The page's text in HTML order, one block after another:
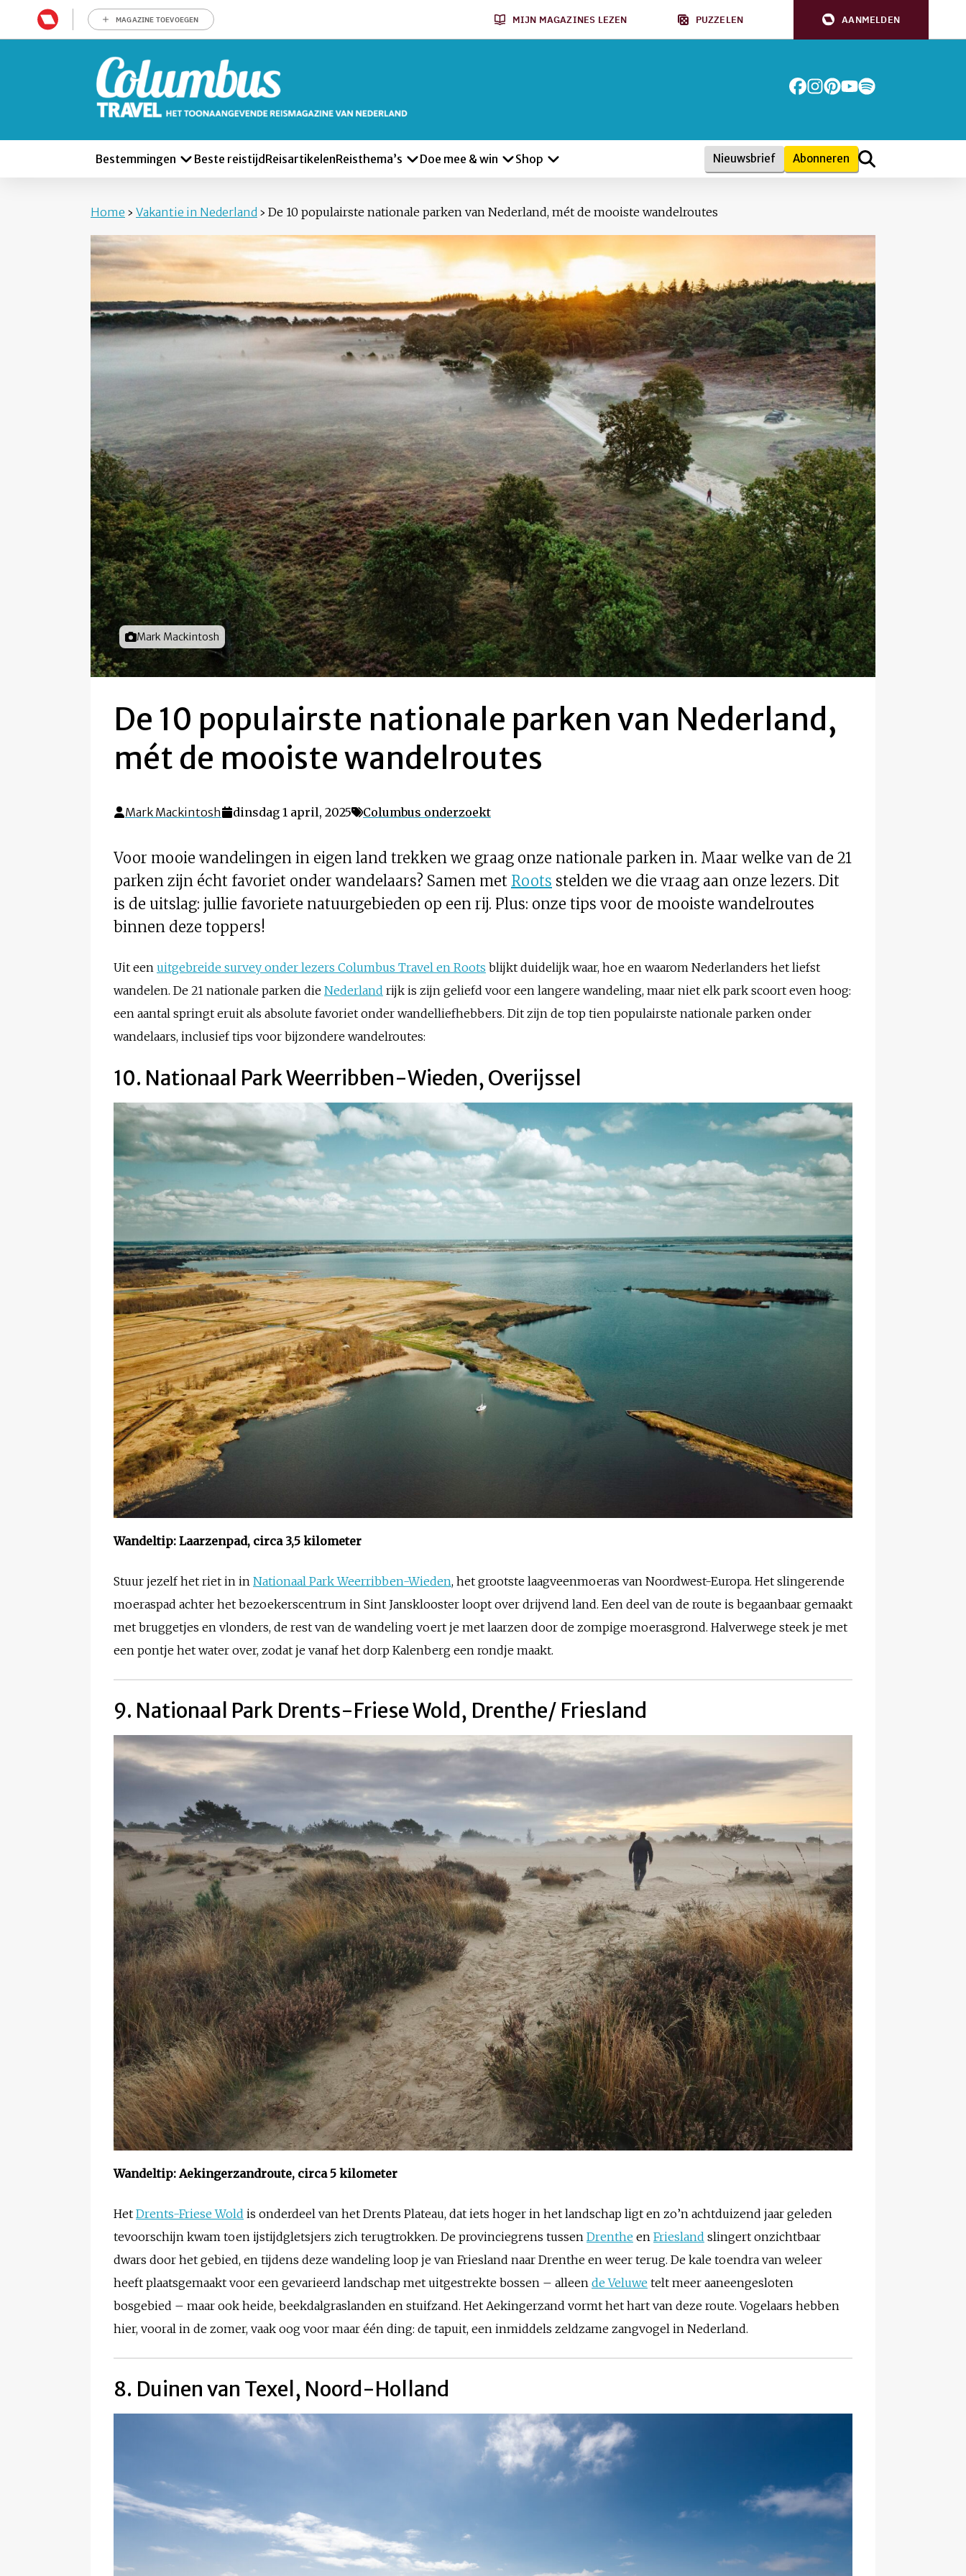
MAGAZINE TOEVOEGEN MIJN MAGAZINES LEZEN PUZZELEN AANMELDEN
Bestemmingen Beste reistijd ReisartikelenReisthema’s Doe mee & win Shop Nieuwsbrief Abonneren
Home › Vakantie in Nederland › De 10 populairste nationale parken van Nederland, mét de mooiste wandelroutes
Foto door
Mark Mackintosh
De 10 populairste nationale parken van Nederland,
mét de mooiste wandelroutes
Mark Mackintosh dinsdag 1 april, 2025 Columbus onderzoekt
Voor mooie wandelingen in eigen land trekken we graag onze nationale parken in. Maar welke van de 21
parken zijn écht favoriet onder wandelaars? Samen met Roots stelden we die vraag aan onze lezers. Dit
is de uitslag: jullie favoriete natuurgebieden op een rij. Plus: onze tips voor de mooiste wandelroutes
binnen deze toppers!
Uit een uitgebreide survey onder lezers Columbus Travel en Roots blijkt duidelijk waar, hoe en waarom Nederlanders het liefst
wandelen. De 21 nationale parken die Nederland rijk is zijn geliefd voor een langere wandeling, maar niet elk park scoort even hoog:
een aantal springt eruit als absolute favoriet onder wandelliefhebbers. Dit zijn de top tien populairste nationale parken onder
wandelaars, inclusief tips voor bijzondere wandelroutes:
10. Nationaal Park Weerribben-Wieden, Overijssel
Wandeltip: Laarzenpad, circa 3,5 kilometer
Stuur jezelf het riet in in Nationaal Park Weerribben-Wieden, het grootste laagveenmoeras van Noordwest-Europa. Het slingerende
moeraspad achter het bezoekerscentrum in Sint Jansklooster loopt over drijvend land. Een deel van de route is begaanbaar gemaakt
met bruggetjes en vlonders, de rest van de wandeling voert je met laarzen door de zompige moerasgrond. Halverwege steek je met
een pontje het water over, zodat je vanaf het dorp Kalenberg een rondje maakt.
9. Nationaal Park Drents-Friese Wold, Drenthe/ Friesland
Wandeltip: Aekingerzandroute, circa 5 kilometer
Het Drents-Friese Wold is onderdeel van het Drents Plateau, dat iets hoger in het landschap ligt en zo’n achtduizend jaar geleden
tevoorschijn kwam toen ijstijdgletsjers zich terugtrokken. De provinciegrens tussen Drenthe en Friesland slingert onzichtbaar
dwars door het gebied, en tijdens deze wandeling loop je van Friesland naar Drenthe en weer terug. De kale toendra van weleer
heeft plaatsgemaakt voor een gevarieerd landschap met uitgestrekte bossen – alleen de Veluwe telt meer aaneengesloten
bosgebied – maar ook heide, beekdalgraslanden en stuifzand. Het Aekingerzand vormt het hart van deze route. Vogelaars hebben
hier, vooral in de zomer, vaak oog voor maar één ding: de tapuit, een inmiddels zeldzame zangvogel in Nederland.
8. Duinen van Texel, Noord-Holland